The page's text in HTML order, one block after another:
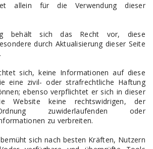
allein für die Verwendung dieser
behält sich das Recht vor, diese
durch Aktualisierung dieser Seite
sich, keine Informationen auf diese
eine zivil- oder strafrechtliche Haftung
ebenso verpflichtet er sich in dieser
Website keine rechtswidrigen, der
zuwiderlaufenden oder
zu verbreiten.
sich nach besten Kräften, Nutzern